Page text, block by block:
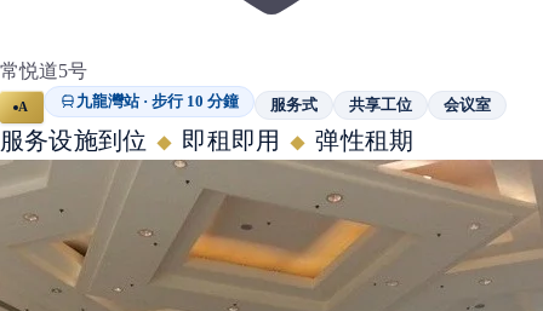
常悦道5号
A 九龍灣站 · 步行 10 分鐘 服务式 共享工位 会议室
服务设施到位 ◆ 即租即用 ◆ 弹性租期